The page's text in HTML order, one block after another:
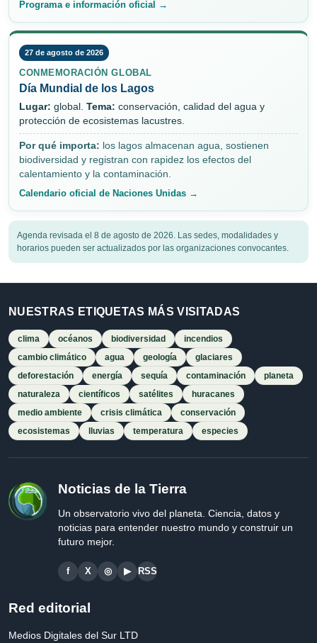
Programa e información oficial →
27 de agosto de 2026
CONMEMORACIÓN GLOBAL
Día Mundial de los Lagos
Lugar: global. Tema: conservación, calidad del agua y
protección de ecosistemas lacustres.
Por qué importa: los lagos almacenan agua, sostienen
biodiversidad y registran con rapidez los efectos del
calentamiento y la contaminación.
Calendario oficial de Naciones Unidas →
Agenda revisada el 8 de agosto de 2026. Las sedes, modalidades y
horarios pueden ser actualizados por las organizaciones convocantes.
NUESTRAS ETIQUETAS MÁS VISITADAS
clima océanos biodiversidad
incendios
cambio climático
agua geología
glaciares
deforestación
energía sequía contaminación
planeta
naturaleza
científicos satélites
huracanes
medio ambiente
crisis climática
conservación
ecosistemas
lluvias temperatura especies
Noticias de la Tierra
Un observatorio vivo del planeta. Ciencia, datos y
noticias para entender nuestro mundo y construir un
futuro mejor.
f X ◎ ▶ RSS
Red editorial
Medios Digitales del Sur LTD